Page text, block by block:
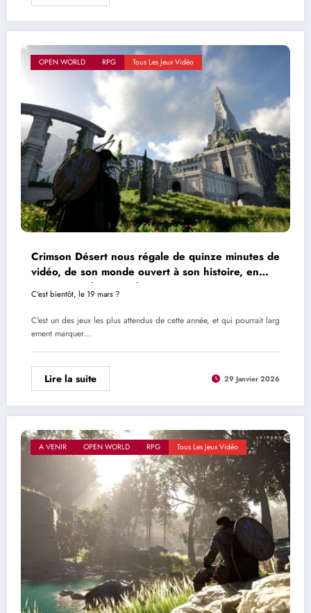
OPEN WORLD RPG Tous Les Jeux Vidéo
Crimson Désert nous régale de quinze minutes de
vidéo, de son monde ouvert à son histoire, en
passant par le gameplay
C'est bientôt, le 19 mars ?
C'est un des jeux les plus attendus de cette année, et qui pourrait larg
ement marquer…
Lire la suite 29 Janvier 2026
A VENIR OPEN WORLD RPG Tous Les Jeux Vidéo